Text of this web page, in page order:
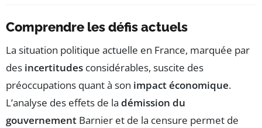
Comprendre les défis actuels
La situation politique actuelle en France, marquée par
des incertitudes considérables, suscite des
préoccupations quant à son impact économique.
L’analyse des effets de la démission du
gouvernement Barnier et de la censure permet de